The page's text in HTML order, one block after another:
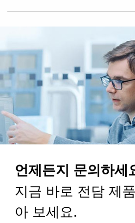
언제든지 문의하세
지금 바로 전담 제
아 보세요.